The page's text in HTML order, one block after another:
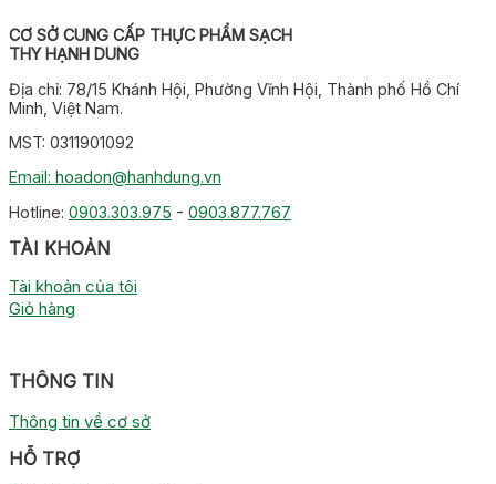
CƠ SỞ CUNG CẤP THỰC PHẨM SẠCH
THY HẠNH DUNG
Địa chỉ: 78/15 Khánh Hội, Phường Vĩnh Hội, Thành phố Hồ Chí
Minh, Việt Nam.
MST: 0311901092
Email: hoadon@hanhdung.vn
Hotline: 0903.303.975 - 0903.877.767
TÀI KHOẢN
Tài khoản của tôi
Giỏ hàng
THÔNG TIN
Thông tin về cơ sở
HỖ TRỢ